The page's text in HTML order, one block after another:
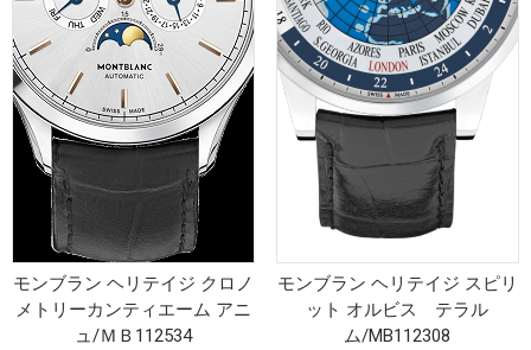
モンブラン ヘリテイジ クロノ
メトリーカンティエーム アニ
ュ/ＭＢ112534
モンブラン ヘリテイジ スピリ
ット オルビス テラル
ム/MB112308